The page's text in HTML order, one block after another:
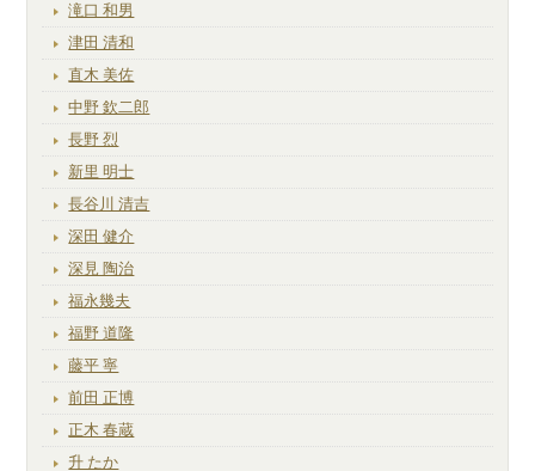
滝口 和男
津田 清和
直木 美佐
中野 欽二郎
長野 烈
新里 明士
長谷川 清吉
深田 健介
深見 陶治
福永幾夫
福野 道隆
藤平 寧
前田 正博
正木 春蔵
升 たか